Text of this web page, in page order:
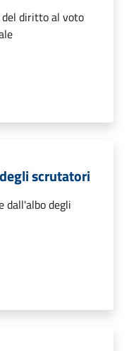
diritto al voto
scrutatori
dall'albo degli